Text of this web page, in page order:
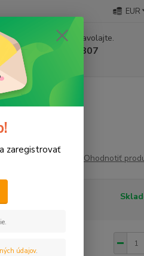
EUR
Neviete si rady? Zavolajte.
+421 911 131 807
(Po-Pia, 8-17 hod.)
TOP
Ohodnotiť
28,93 €
zaregistrovať
údajov.